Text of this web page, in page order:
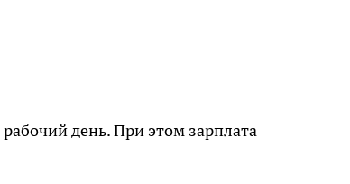
день. При этом зарплата